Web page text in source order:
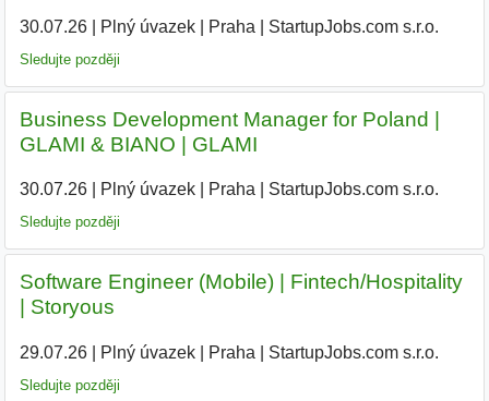
30.07.26| Plný úvazek| Praha StartupJobs.com s.r.o.
Sledujte později
Business Development Manager for Poland |
GLAMI & BIANO | GLAMI
30.07.26| Plný úvazek| Praha StartupJobs.com s.r.o.
Sledujte později
Software Engineer (Mobile) | Fintech/Hospitality
| Storyous
29.07.26| Plný úvazek| Praha StartupJobs.com s.r.o.
Sledujte později